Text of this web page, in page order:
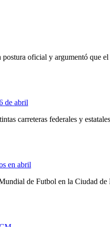
oficial y argumentó que
de abril
carreteras federales y
en abril
de Futbol en la Ciudad